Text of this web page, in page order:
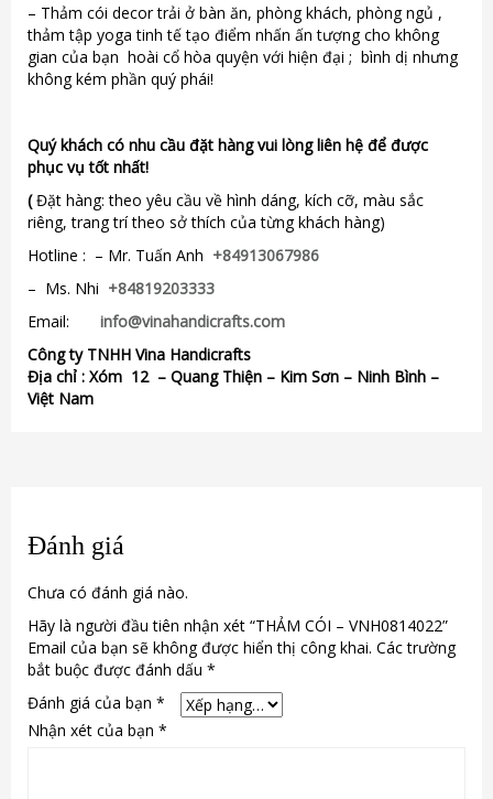
– Thảm cói decor trải ở bàn ăn, phòng khách, phòng ngủ ,
thảm tập yoga tinh tế tạo điểm nhấn ấn tượng cho không
gian của bạn hoài cổ hòa quyện với hiện đại ; bình dị nhưng
không kém phần quý phái!
Quý khách có nhu cầu đặt hàng vui lòng liên hệ để được
phục vụ tốt nhất!
(Đặt hàng: theo yêu cầu về hình dáng, kích cỡ, màu sắc
riêng, trang trí theo sở thích của từng khách hàng)
Hotline : – Mr. Tuấn Anh +84913067986
– Ms. Nhi +84819203333
Email: info@vinahandicrafts.com
Công ty TNHH Vina Handicrafts
Địa chỉ : Xóm 12– Quang Thiện – Kim Sơn – Ninh Bình –
Việt Nam
Đánh giá
Chưa có đánh giá nào.
Hãy là người đầu tiên nhận xét “THẢM CÓI – VNH0814022”
Email của bạn sẽ không được hiển thị công khai. Các trường
bắt buộc được đánh dấu *
Đánh giá của bạn *
Nhận xét của bạn *